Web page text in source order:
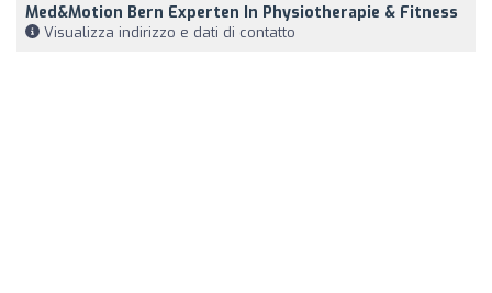
Med&motion Bern Experten In Physiotherapie & Fitness
Visualizza indirizzo e dati di contatto